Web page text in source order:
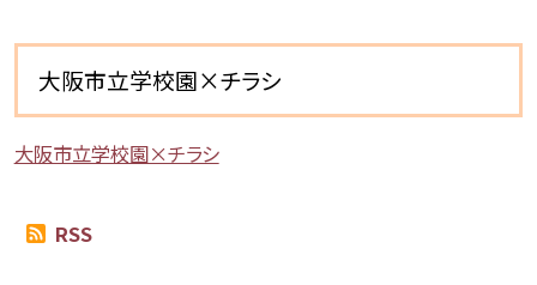
大阪市立学校園×チラシ
大阪市立学校園×チラシ
RSS